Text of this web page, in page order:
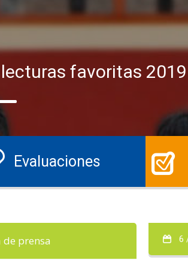
favoritas 2019
Evaluaciones
de prensa 6